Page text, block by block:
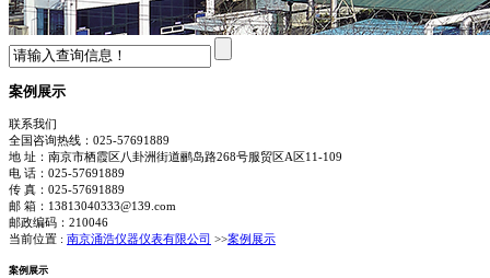
案例展示
联系我们
全国咨询热线： 025-57691889
地 址：南京市栖霞区八卦洲街道鹂岛路268号服贸区A区11-109
电 话：025-57691889
传 真：025-57691889
邮 箱：13813040333@139.com
邮政编码：210046
当前位置 : 南京涌浩仪器仪表有限公司 >>案例展示
案例展示